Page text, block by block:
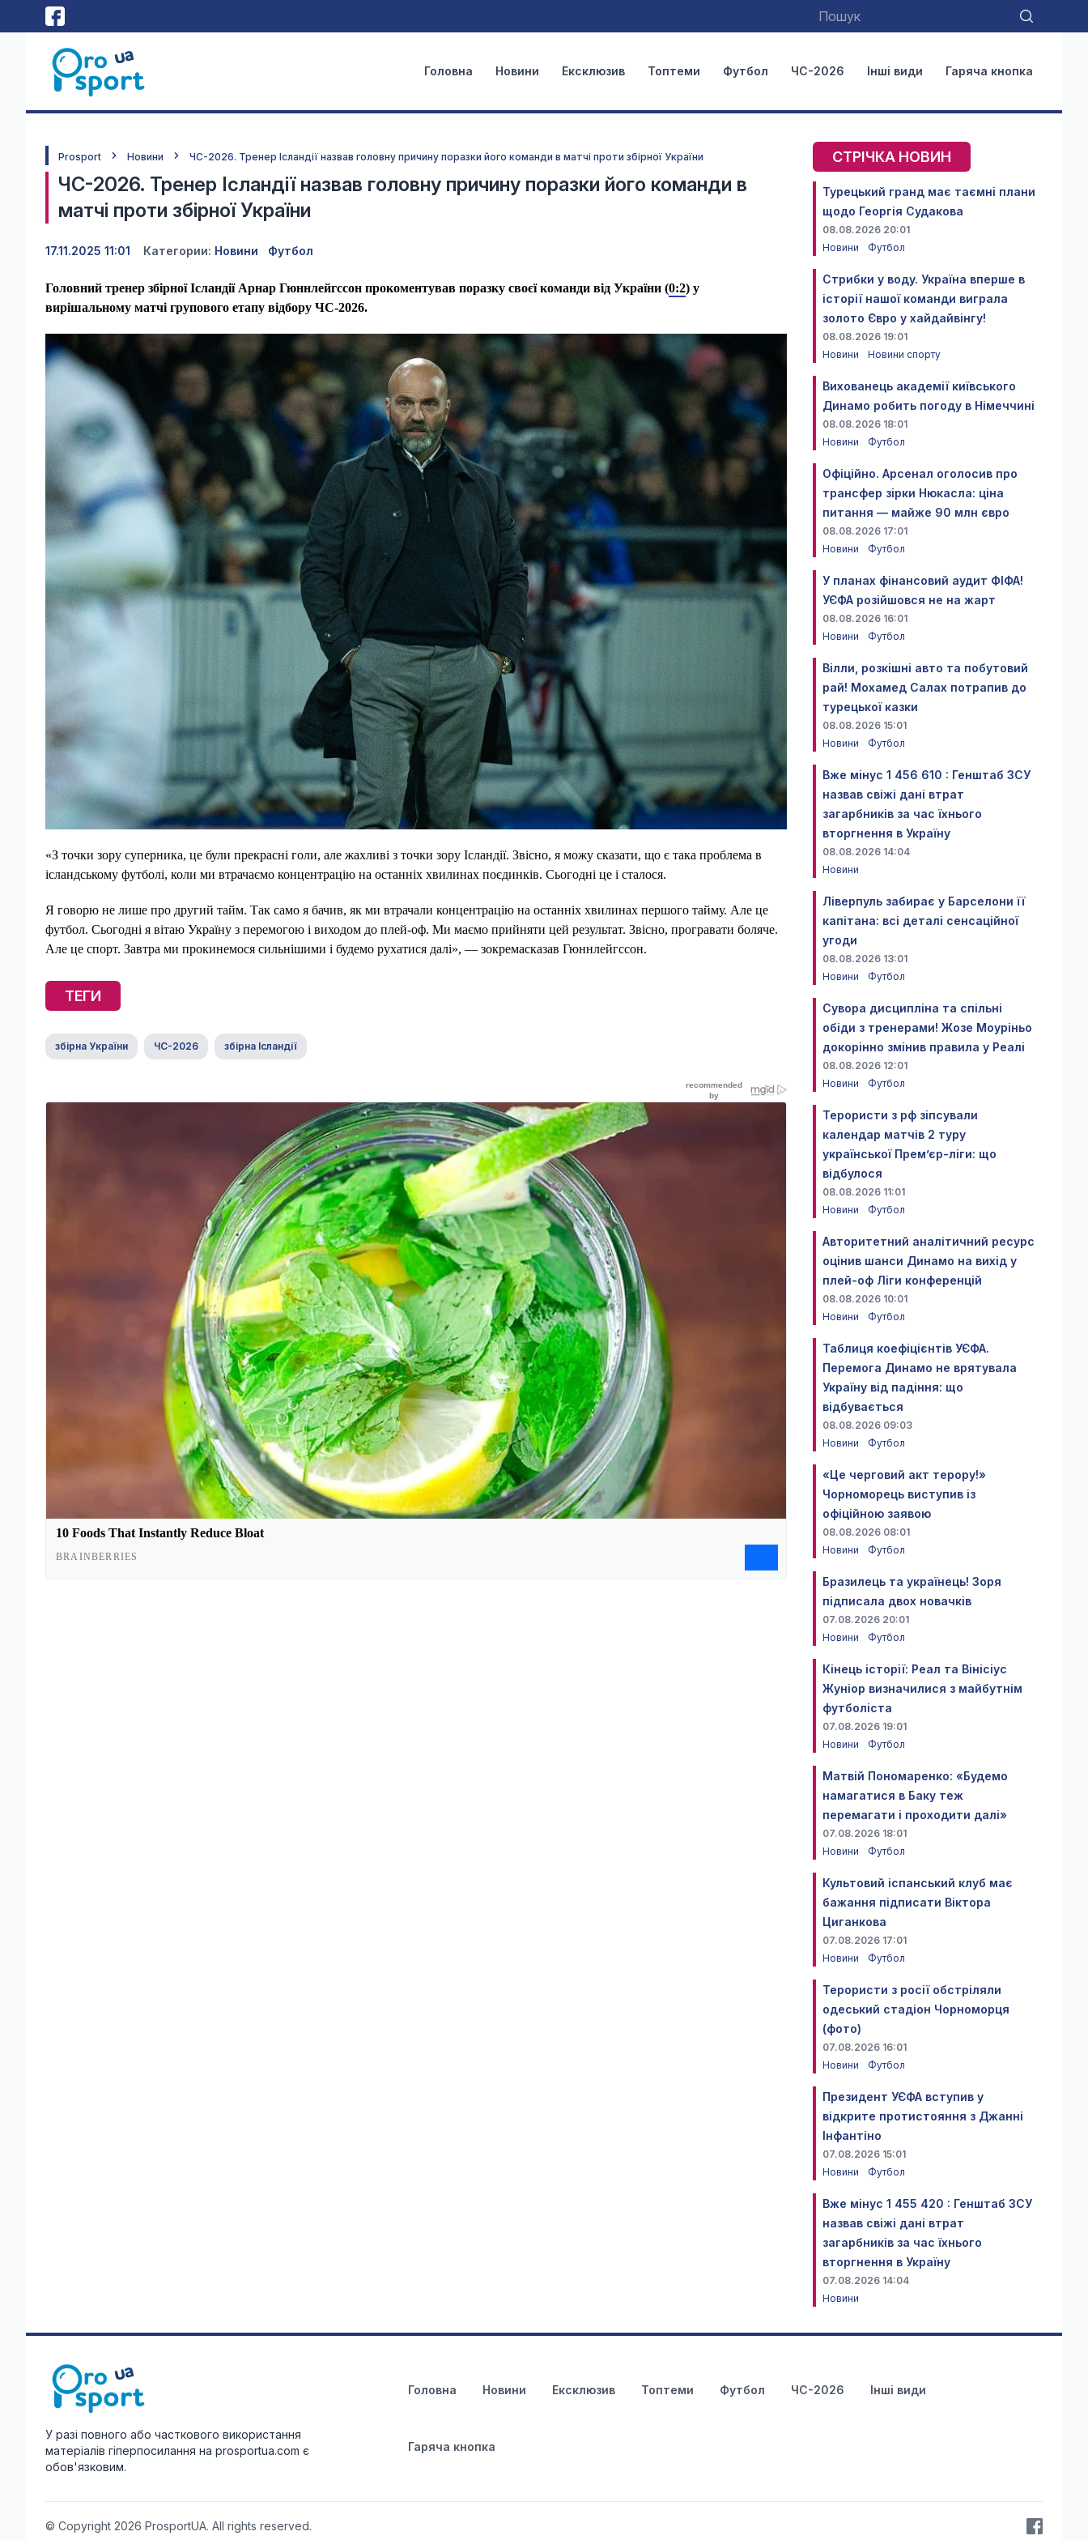
Головна Новини Ексклюзив Топтеми Футбол ЧС-2026 Інші види Гаряча кнопка
Prosport Новини ЧС-2026. Тренер Ісландії назвав головну причину поразки його команди в матчі проти збірної України
ЧС-2026. Тренер Ісландії назвав головну причину поразки його команди в
матчі проти збірної України
17.11.2025 11:01 Категории: Новини Футбол
Головний тренер збірної Ісландії Арнар Гюннлейгссон прокоментував поразку своєї команди від України (0:2) у
вирішальному матчі групового етапу відбору ЧС-2026.
«З точки зору суперника, це були прекрасні голи, але жахливі з точки зору Ісландії. Звісно, я можу сказати, що є така проблема в
ісландському футболі, коли ми втрачаємо концентрацію на останніх хвилинах поєдинків. Сьогодні це і сталося.
Я говорю не лише про другий тайм. Так само я бачив, як ми втрачали концентрацію на останніх хвилинах першого тайму. Але це
футбол. Сьогодні я вітаю Україну з перемогою і виходом до плей-оф. Ми маємо прийняти цей результат. Звісно, програвати боляче.
Але це спорт. Завтра ми прокинемося сильнішими і будемо рухатися далі», — зокремасказав Гюннлейгссон.
ТЕГИ
збірна України ЧС-2026 збірна Ісландії
СТРІЧКА НОВИН
Турецький гранд має таємні плани
щодо Георгія Судакова
08.08.2026 20:01
Новини
Футбол
Стрибки у воду. Україна вперше в
історії нашої команди виграла
золото Євро у хайдайвінгу!
08.08.2026 19:01
Новини
Новини спорту
Вихованець академії київського
Динамо робить погоду в Німеччині
08.08.2026 18:01
Новини
Футбол
Офіційно. Арсенал оголосив про
трансфер зірки Нюкасла: ціна
питання — майже 90 млн євро
08.08.2026 17:01
Новини
Футбол
У планах фінансовий аудит ФІФА!
УЄФА розійшовся не на жарт
08.08.2026 16:01
Новини
Футбол
Вілли, розкішні авто та побутовий
рай! Мохамед Салах потрапив до
турецької казки
08.08.2026 15:01
Новини
Футбол
Вже мінус 1 456 610 : Генштаб ЗСУ
назвав свіжі дані втрат
загарбників за час їхнього
вторгнення в Україну
08.08.2026 14:04
Новини
Ліверпуль забирає у Барселони її
капітана: всі деталі сенсаційної
угоди
08.08.2026 13:01
Новини
Футбол
Сувора дисципліна та спільні
обіди з тренерами! Жозе Моуріньо
докорінно змінив правила у Реалі
08.08.2026 12:01
Новини
Футбол
Терористи з рф зіпсували
календар матчів 2 туру
української Прем’єр-ліги: що
відбулося
08.08.2026 11:01
Новини
Футбол
Авторитетний аналітичний ресурс
оцінив шанси Динамо на вихід у
плей-оф Ліги конференцій
08.08.2026 10:01
Новини
Футбол
Таблиця коефіцієнтів УЄФА.
Перемога Динамо не врятувала
Україну від падіння: що
відбувається
08.08.2026 09:03
Новини
Футбол
«Це черговий акт терору!»
Чорноморець виступив із
офіційною заявою
08.08.2026 08:01
Новини
Футбол
Бразилець та українець! Зоря
підписала двох новачків
07.08.2026 20:01
Новини
Футбол
Кінець історії: Реал та Вінісіус
Жуніор визначилися з майбутнім
футболіста
07.08.2026 19:01
Новини
Футбол
Матвій Пономаренко: «Будемо
намагатися в Баку теж
перемагати і проходити далі»
07.08.2026 18:01
Новини
Футбол
Культовий іспанський клуб має
бажання підписати Віктора
Циганкова
07.08.2026 17:01
Новини
Футбол
Терористи з росії обстріляли
одеський стадіон Чорноморця
(фото)
07.08.2026 16:01
Новини
Футбол
Президент УЄФА вступив у
відкрите протистояння з Джанні
Інфантіно
07.08.2026 15:01
Новини
Футбол
Вже мінус 1 455 420 : Генштаб ЗСУ
назвав свіжі дані втрат
загарбників за час їхнього
вторгнення в Україну
07.08.2026 14:04
Новини
У разі повного або часткового використання
матеріалів гіперпосилання на prosportua.com є
обов'язковим.
Головна Новини Ексклюзив Топтеми Футбол ЧС-2026 Інші види
Гаряча кнопка
© Copyright 2026 ProsportUA. All rights reserved.